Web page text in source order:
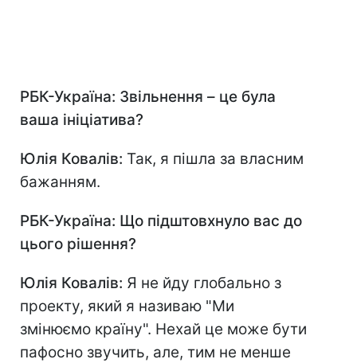
РБК-Україна: Звільнення – це була
ваша ініціатива?
Юлія Ковалів: Так, я пішла за власним
бажанням.
РБК-Україна: Що підштовхнуло вас до
цього рішення?
Юлія Ковалів: Я не йду глобально з
проекту, який я називаю "Ми
змінюємо країну". Нехай це може бути
пафосно звучить, але, тим не менше